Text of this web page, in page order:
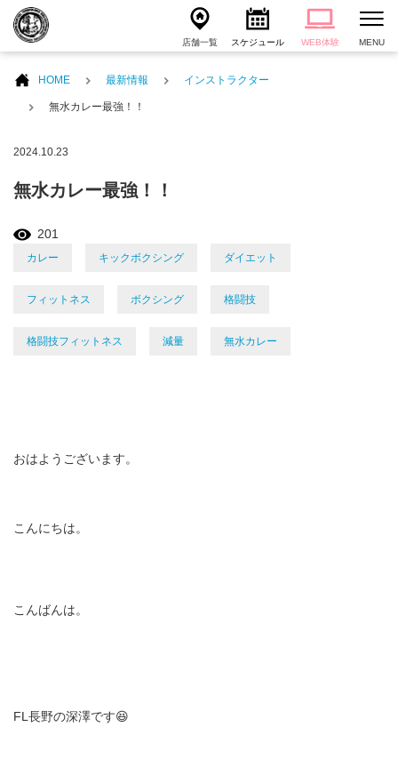
店舗一覧 スケジュール WEB体験 MENU
HOME 最新情報 インストラクター
無水カレー最強！！
2024.10.23
無水カレー最強！！
201
カレー キックボクシング ダイエット
フィットネス ボクシング 格闘技
格闘技フィットネス 減量 無水カレー
おはようございます。
こんにちは。
こんばんは。
FL長野の深澤です😆